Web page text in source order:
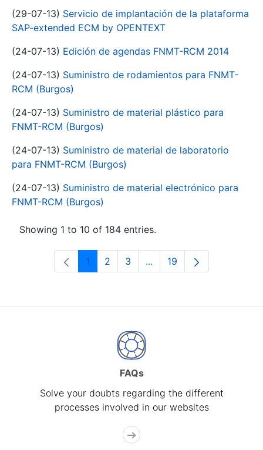
(29-07-13) Servicio de implantación de la plataforma
SAP-extended ECM by OPENTEXT
(24-07-13) Edición de agendas FNMT-RCM 2014
(24-07-13) Suministro de rodamientos para FNMT-
RCM (Burgos)
(24-07-13) Suministro de material plástico para
FNMT-RCM (Burgos)
(24-07-13) Suministro de material de laboratorio
para FNMT-RCM (Burgos)
(24-07-13) Suministro de material electrónico para
FNMT-RCM (Burgos)
Showing 1 to 10 of 184 entries.
Page
1 Page
2 Page
3 ...Intermediate Pages Use
Page
19
FAQs
Solve your doubts regarding the different
processes involved in our websites